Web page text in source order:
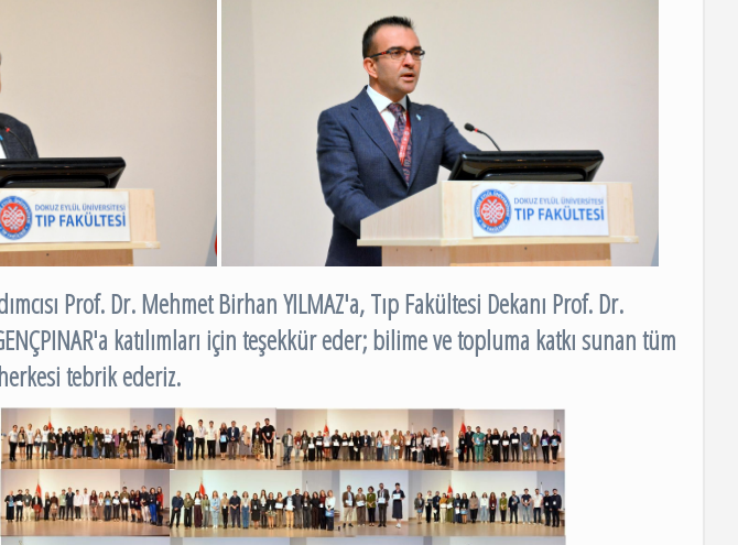
Prof. Dr. Mehmet Birhan YILMAZ'a, Tıp Fakültesi Dekanı Prof. Dr.
katılımları için teşekkür eder; bilime ve topluma katkı sunan tüm
tebrik ederiz.